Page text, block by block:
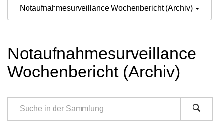
Notaufnahmesurveillance Wochenbericht (Archiv)
Notaufnahmesurveillance
Wochenbericht (Archiv)